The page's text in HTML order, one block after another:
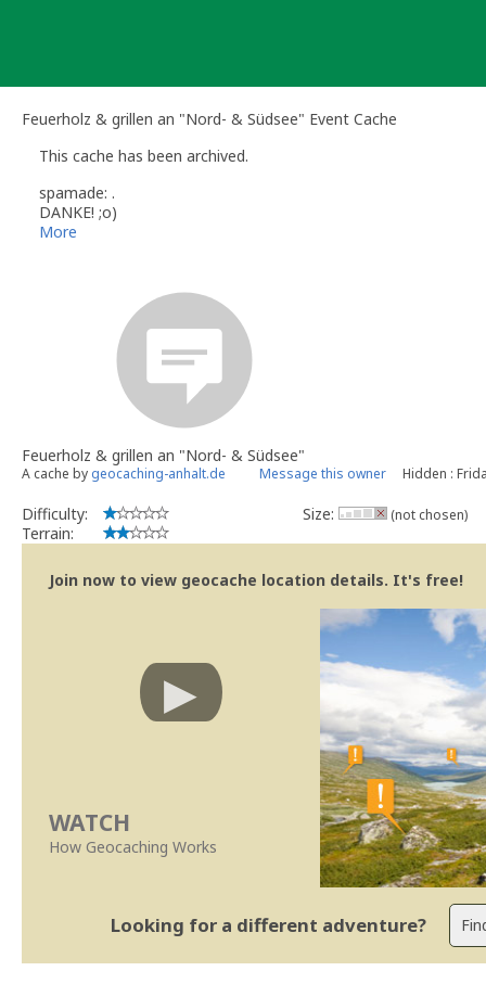
Feuerholz & grillen an "Nord- & Südsee" Event Cache
This cache has been archived.
spamade: .
DANKE! ;o)
More
Feuerholz & grillen an "Nord- & Südsee"
A cache by geocaching-anhalt.de Message this owner Hidden :
Difficulty:
Terrain:
Size: (not chosen)
Join now to view geocache location details. It's free!
WATCH
How Geocaching Works
Looking for a different adventure?